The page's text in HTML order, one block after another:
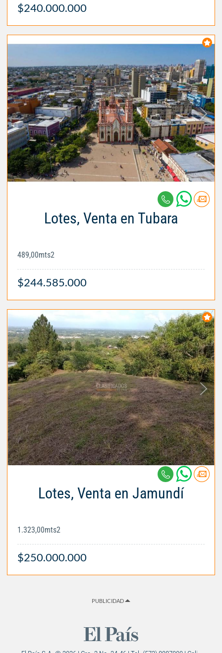
$240.000.000
Lotes, Venta en Tubara
489,00mts2
$244.585.000
Lotes, Venta en Jamundí
1.323,00mts2
$250.000.000
PUBLICIDAD